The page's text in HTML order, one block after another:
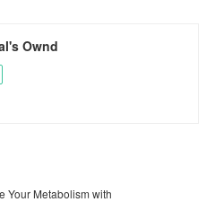
Ownd
Your Metabolism with